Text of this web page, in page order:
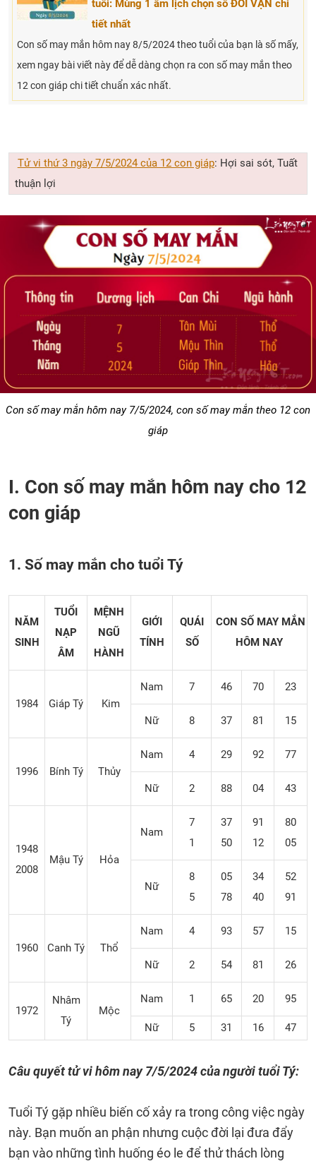
tuổi: Mùng 1 âm lịch chọn số ĐỔI VẬN chi
tiết nhất
Con số may mắn hôm nay 8/5/2024 theo tuổi của bạn là số mấy,
xem ngay bài viết này để dễ dàng chọn ra con số may mắn theo
12 con giáp chi tiết chuẩn xác nhất.
Tử vi thứ 3 ngày 7/5/2024 của 12 con giáp: Hợi sai sót, Tuất
thuận lợi
Con số may mắn hôm nay 7/5/2024, con số may mắn theo 12 con
giáp
I. Con số may mắn hôm nay cho 12
con giáp
1. Số may mắn cho tuổi Tý
NĂM
SINH
TUỔI
NẠP
ÂM
MỆNH
NGŨ
HÀNH
GIỚI
TÍNH
QUÁI
SỐ
CON SỐ MAY MẮN
HÔM NAY
1984 Giáp Tý Kim
Nam 7 46 70 23
Nữ 8 37 81 15
1996 Bính Tý Thủy
Nam 4 29 92 77
Nữ 2 88 04 43
1948
2008
Mậu Tý Hỏa
Nam
7
1
37
50
91
12
80
05
Nữ
8
5
05
78
34
40
52
91
1960 Canh Tý Thổ
Nam 4 93 57 15
Nữ 2 54 81 26
1972
Nhâm
Tý
Mộc
Nam 1 65 20 95
Nữ 5 31 16 47
Câu quyết tử vi hôm nay 7/5/2024của người tuổi Tý:
Tuổi Tý gặp nhiều biến cố xảy ra trong công việc ngày
này. Bạn muốn an phận nhưng cuộc đời lại đưa đẩy
bạn vào những tình huống éo le để thử thách lòng